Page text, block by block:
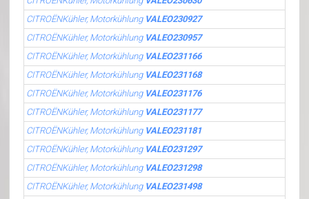
CITROËNKühler, Motorkühlung VALEO230927
CITROËNKühler, Motorkühlung VALEO230957
CITROËNKühler, Motorkühlung VALEO231166
CITROËNKühler, Motorkühlung VALEO231168
CITROËNKühler, Motorkühlung VALEO231176
CITROËNKühler, Motorkühlung VALEO231177
CITROËNKühler, Motorkühlung VALEO231181
CITROËNKühler, Motorkühlung VALEO231297
CITROËNKühler, Motorkühlung VALEO231298
CITROËNKühler, Motorkühlung VALEO231498